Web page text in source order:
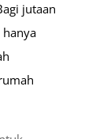
jutaan